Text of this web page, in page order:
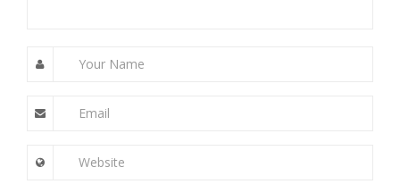
Your Name
Email
Website